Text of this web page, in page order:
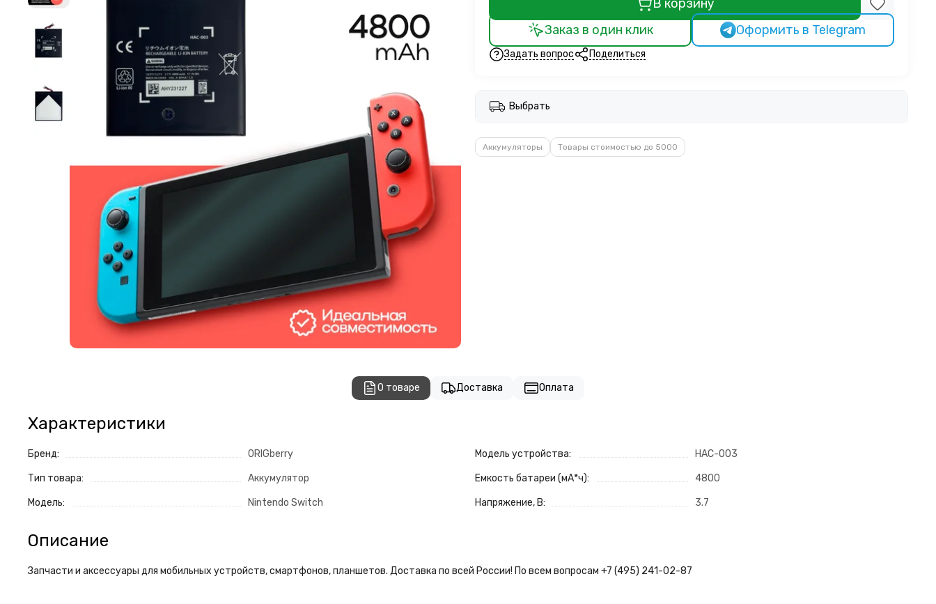
В корзину
Заказ в один клик
Оформить в Telegram
Задать вопрос Поделиться
Выбрать
Аккумуляторы Товары стоимостью до 5000
О товаре Доставка Оплата
Характеристики
Бренд: ORIGberry
Тип товара: Аккумулятор
Модель: Nintendo Switch
Модель устройства: HAC-003
Емкость батареи (мА*ч): 4800
Напряжение, В: 3.7
Описание
Запчасти и аксессуары для мобильных устройств, смартфонов, планшетов. Доставка по всей России! По всем вопросам +7 (495) 241-02-87